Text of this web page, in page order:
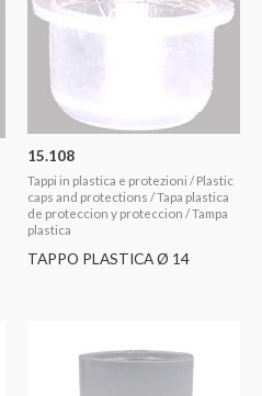
15.108
Tappi in plastica e protezioni / Plastic
caps and protections / Tapa plastica
de proteccion y proteccion / Tampa
plastica
TAPPO PLASTICA Ø 14